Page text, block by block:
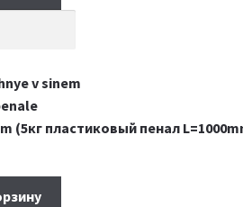
(5кг пластиковый пенал